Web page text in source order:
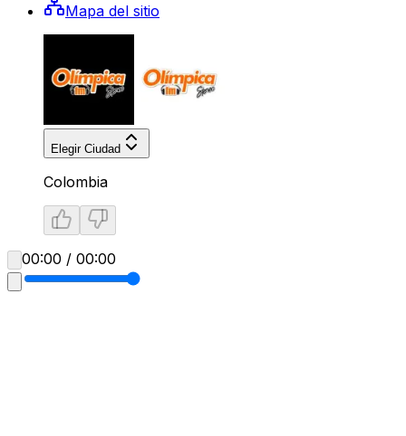
Mapa del sitio
Elegir Ciudad
Colombia
00:00 / 00:00